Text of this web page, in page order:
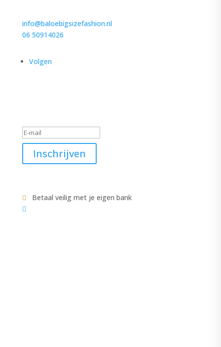
info@baloebigsizefashion.nl
06 50914026
Volgen
Inschrijven

Betaal veilig met je eigen bank
